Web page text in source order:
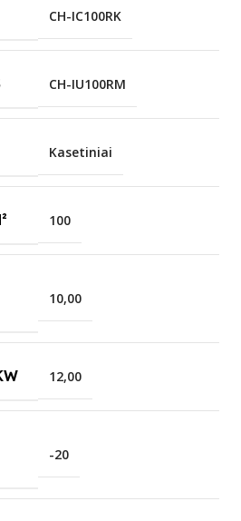
CH-IC100RK
CH-IU100RM
Kasetiniai
100
10,00
12,00
-20